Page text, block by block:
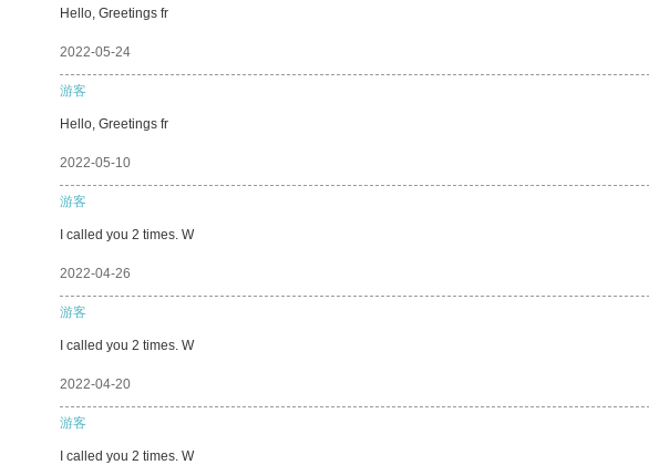
Hello, Greetings fr
2022-05-24
游客
Hello, Greetings fr
2022-05-10
游客
I called you 2 times. W
2022-04-26
游客
I called you 2 times. W
2022-04-20
游客
I called you 2 times. W